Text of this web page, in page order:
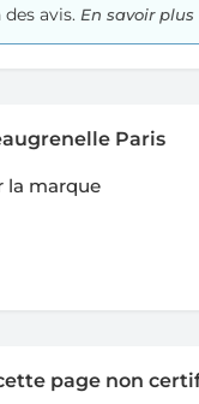
avis.En savoir plus
Paris
la marque
page non